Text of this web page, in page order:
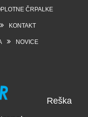
ČRPALKE
KONTAKT
NOVICE
Reška